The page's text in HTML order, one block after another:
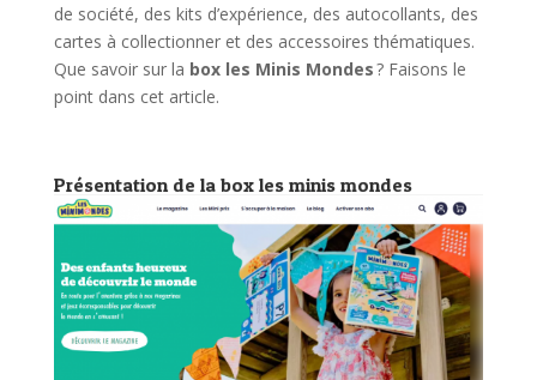
de société, des kits d’expérience, des autocollants, des
cartes à collectionner et des accessoires thématiques.
Que savoir sur la box les Minis Mondes? Faisons le
point dans cet article.
Présentation de la box les minis mondes